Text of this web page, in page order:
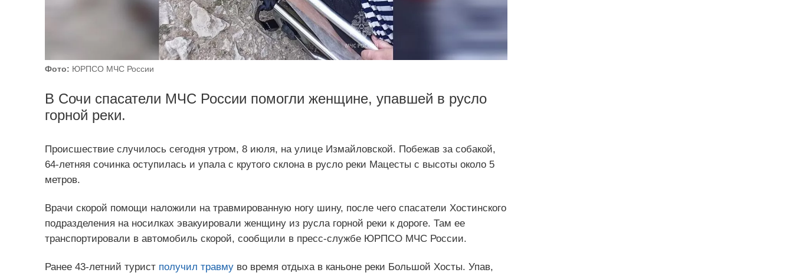
Фото: ЮРПСО МЧС России
В Сочи спасатели МЧС России помогли женщине, упавшей в русло
горной реки.
Происшествие случилось сегодня утром, 8 июля, на улице Измайловской. Побежав за собакой,
64-летняя сочинка оступилась и упала с крутого склона в русло реки Мацесты с высоты около 5
метров.
Врачи скорой помощи наложили на травмированную ногу шину, после чего спасатели Хостинского
подразделения на носилках эвакуировали женщину из русла горной реки к дороге. Там ее
транспортировали в автомобиль скорой, сообщили в пресс-службе ЮРПСО МЧС России.
Ранее 43-летний турист получил травмуво время отдыха в каньоне реки Большой Хосты. Упав,